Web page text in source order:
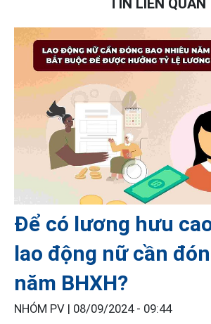
Để có lương hưu
lao động nữ cần
năm BHXH?
NHÓM PV | 08/09/2024 - 09:44